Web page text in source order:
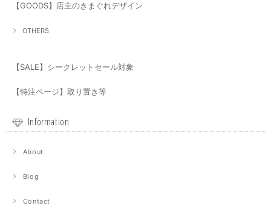
【GOODS】店主のきまぐれデザイン
OTHERS
【SALE】シークレットセール対象
【特注ページ】取り置き等
Information
About
Blog
Contact